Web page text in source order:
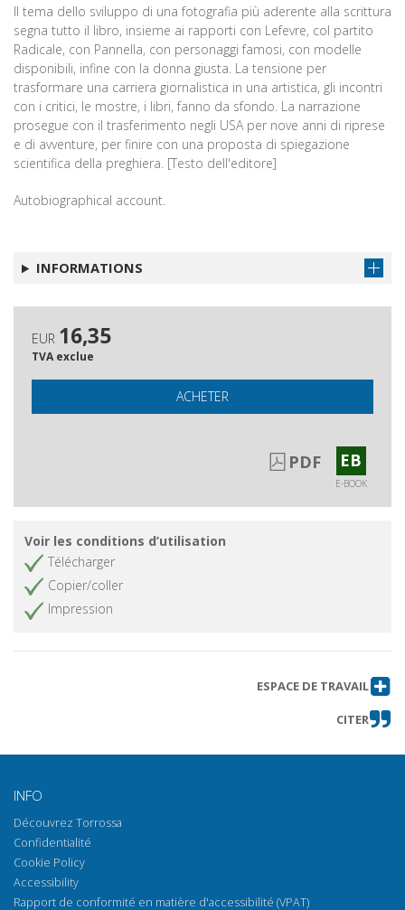
Il tema dello sviluppo di una fotografia più aderente alla scrittura
segna tutto il libro, insieme ai rapporti con Lefevre, col partito
Radicale, con Pannella, con personaggi famosi, con modelle
disponibili, infine con la donna giusta. La tensione per
trasformare una carriera giornalistica in una artistica, gli incontri
con i critici, le mostre, i libri, fanno da sfondo. La narrazione
prosegue con il trasferimento negli USA per nove anni di riprese
e di avventure, per finire con una proposta di spiegazione
scientifica della preghiera. [Testo dell'editore]
Autobiographical account.
INFORMATIONS
EUR 16,35
TVA exclue
ACHETER
PDF EB
E-BOOK
Voir les conditions d’utilisation
Télécharger
Copier/coller
Impression
ESPACE DE TRAVAIL
CITER
INFO
Découvrez Torrossa
Confidentialité
Cookie Policy
Accessibility
Rapport de conformité en matière d'accessibilité (VPAT)